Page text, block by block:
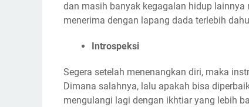
dan masih banyak kegagalan hidup
menerima dengan lapang dada terlebih
Introspeksi
Segera setelah menenangkan diri, maka
Dimana salahnya, lalu apakah bisa
mengulangi lagi dengan ikhtiar yang lebih